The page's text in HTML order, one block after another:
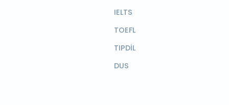
IELTS
TOEFL
TIPDİL
DUS